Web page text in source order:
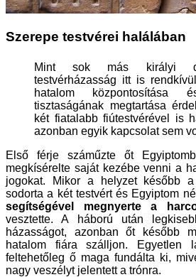
Szerepe testvérei halálában
Mint sok más királyi
testvérházasság itt is
hatalom központosítása
tisztaságának megtartása
két fiatalabb fiútestvérével is
azonban egyik kapcsolat sem
Első férje száműzte őt
megkísérelte saját kezébe venni a
jogokat. Mikor a helyzet később
sodorta a két testvért és Egyiptom
segítségével megnyerte a
vesztette. A háború után
házasságot, azonban őt később
hatalom fiára szálljon. Egyetlen
feltehetőleg ő maga fundálta ki,
nagy veszélyt jelentett a trónra.